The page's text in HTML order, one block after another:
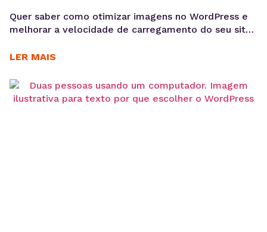
Quer saber como otimizar imagens no WordPress e
melhorar a velocidade de carregamento do seu site?
WordPress para te ajudar. Você já ficou sabendo da
novo programa no YouTube chamado Simplifica com
a KingHost. Nele a cada episódio um empreendedor
LER MAIS